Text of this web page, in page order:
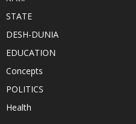
STATE
DESH-DUNIA
EDUCATION
Concepts
POLITICS
Health